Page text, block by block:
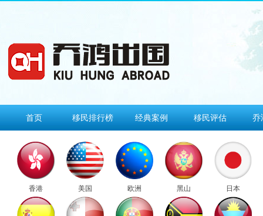
首页 移民排行榜 经典案例 移民评估 乔
香港 美国 欧洲 黑山 日本